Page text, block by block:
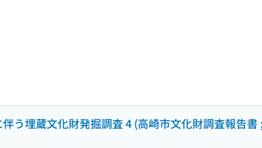
う埋蔵文化財発掘調査 4 (高崎市文化財調査報告書